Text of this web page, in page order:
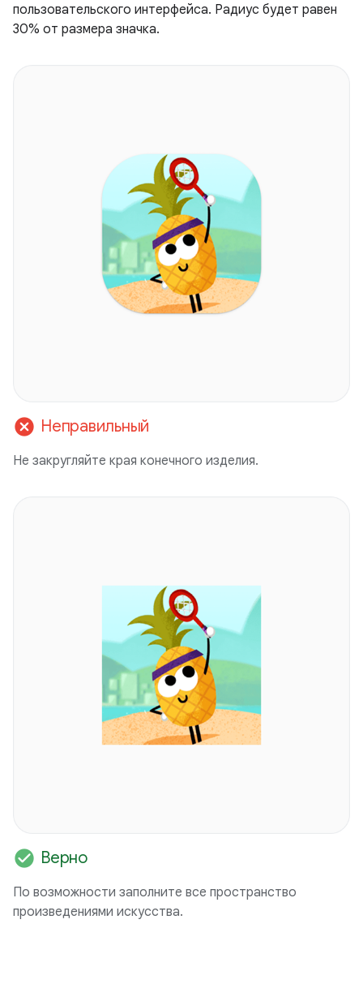
пользовательского интерфейса. Радиус будет равен
30% от размера значка.
cancel Неправильный
Не закругляйте края конечного изделия.
check_circle Верно
По возможности заполните все пространство
произведениями искусства.